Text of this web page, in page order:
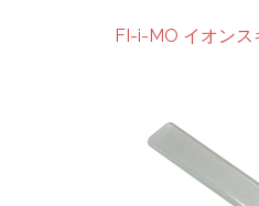
FI-i-MO イオンス